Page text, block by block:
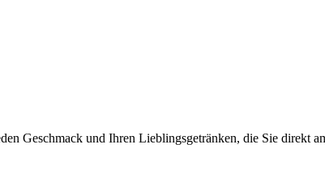
Geschmack und Ihren Lieblingsgetränken, die Sie direkt